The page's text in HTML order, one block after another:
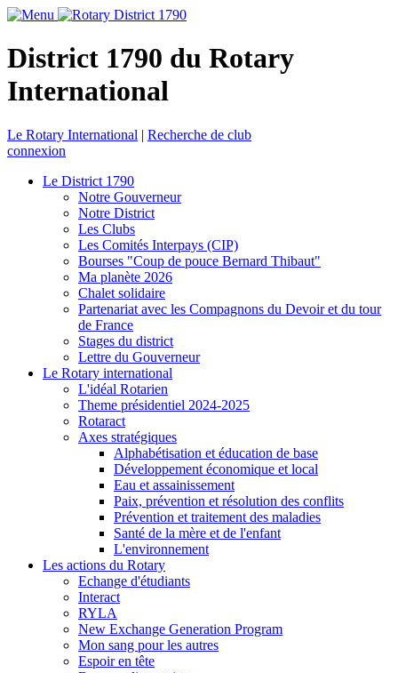
District 1790 du Rotary
International
Le Rotary International | Recherche de club
connexion
Le District 1790
Notre Gouverneur
Notre District
Les Clubs
Les Comités Interpays (CIP)
Bourses "Coup de pouce Bernard Thibaut"
Ma planète 2026
Chalet solidaire
Partenariat avec les Compagnons du Devoir et du tour
de France
Stages du district
Lettre du Gouverneur
Le Rotary international
L'idéal Rotarien
Theme présidentiel 2024-2025
Rotaract
Axes stratégiques
Alphabétisation et éducation de base
Développement économique et local
Eau et assainissement
Paix, prévention et résolution des conflits
Prévention et traitement des maladies
Santé de la mère et de l'enfant
L'environnement
Les actions du Rotary
Echange d'étudiants
Interact
RYLA
New Exchange Generation Program
Mon sang pour les autres
Espoir en tête